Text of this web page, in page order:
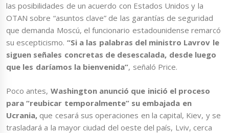
las posibilidades de un acuerdo con Estados Unidos y la
OTAN sobre “asuntos clave” de las garantías de seguridad
que demanda Moscú, el funcionario estadounidense remarcó
su escepticismo. “Si a las palabras del ministro Lavrov le
siguen señales concretas de desescalada, desde luego
que les daríamos la bienvenida”, señaló Price.
Poco antes, Washington anunció que inició el proceso
para “reubicar temporalmente” su embajada en
Ucrania, que cesará sus operaciones en la capital, Kiev, y se
trasladará a la mayor ciudad del oeste del país, Lviv, cerca